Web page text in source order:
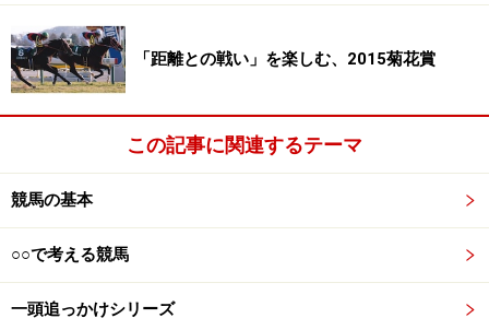
たウオッカでした。牝馬がダービーに勝つのは、なんと
64年ぶり。その快挙の勝利こそ、まさに不思議なダービ
ーの典型と思うのです。
2007年の日本ダービー(ウオッカは黒帽子の7番)
レースでは少し力みがちになるウオッカにとって、ゆっ
たりとしたペースで進む長距離戦は得意ではありませ
ん。大人になって、精神的に成長すると好走できるよう
になったのですが、ダービーに出た3歳シーズンは、長
距離となる2200m以上のレースに4度出て、1着→8着→4
「距離との戦い」を楽しむ、2015菊花賞
この記事に関連するテーマ
競馬の基本
○○で考える競馬
一頭追っかけシリーズ